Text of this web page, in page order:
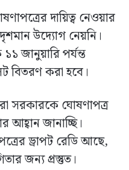
দায়িত্ব নেওয়ার
উদ্যোগ নেয়নি।
জানুয়ারি পর্যন্ত
বিতরণ করা হবে।
সরকারকে ঘোষণাপত্র
জানাচ্ছি।
ড্রাপট রেডি আছে,
জন্য প্রস্তুত।